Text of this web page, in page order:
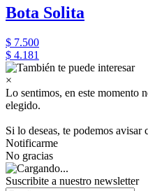
Bota Solita
$ 7.500
$ 4.181
×
Lo sentimos, en este momento
elegido.
Si lo deseas, te podemos
Notificarme
No gracias
Suscribite a nuestro newsletter